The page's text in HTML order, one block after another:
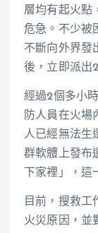
層均有起火點
危急。不少被
不斷向外界發
後，立即派出
經過2個多小
防人員在火場
人已經無法生
群軟體上發布
下家裡」，這
目前，搜救工
火災原因，並